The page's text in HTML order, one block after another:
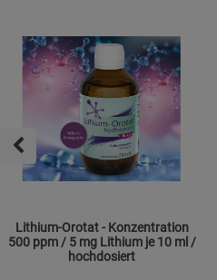
Lithium-Orotat - Konzentration
500 ppm / 5 mg Lithium je 10 ml /
hochdosiert